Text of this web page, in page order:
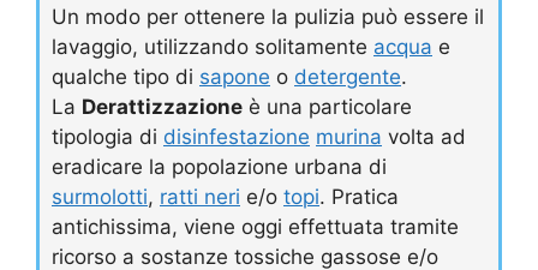
Un modo per ottenere la pulizia può essere il
lavaggio, utilizzando solitamente acqua e
qualche tipo di sapone o detergente.
La Derattizzazione è una particolare
tipologia di disinfestazione murina volta ad
eradicare la popolazione urbana di
surmolotti, ratti neri e/o topi. Pratica
antichissima, viene oggi effettuata tramite
ricorso a sostanze tossiche gassose e/o